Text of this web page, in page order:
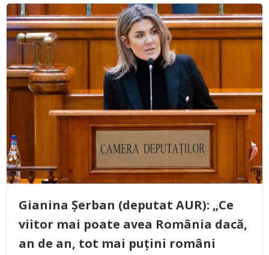
Gianina Șerban (deputat AUR): „Ce
viitor mai poate avea România dacă,
an de an, tot mai puțini români